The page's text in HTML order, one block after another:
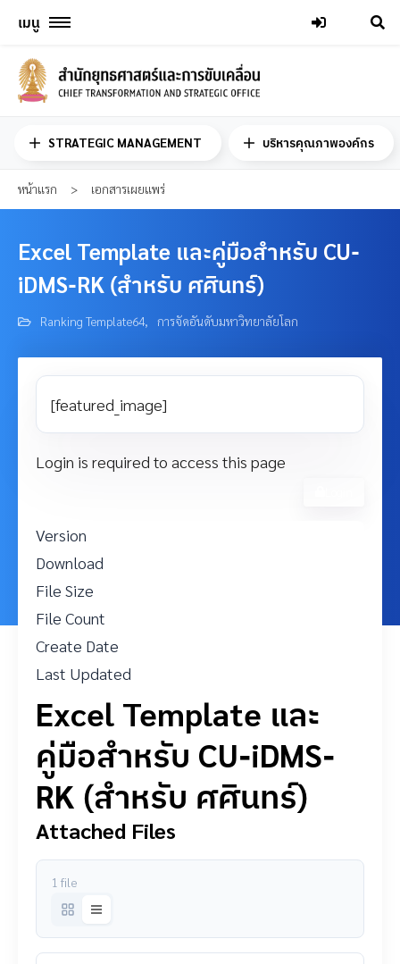
content
เมนู
STRATEGIC MANAGEMENT บริหารคุณภาพองค์กร
หน้าแรก > เอกสารเผยแพร่
Excel Template และคู่มือสำหรับ CU-
iDMS-RK (สำหรับ ศศินทร์)
Ranking Template64, การจัดอันดับมหาวิทยาลัยโลก
[featured_image]
Login is required to access this page
Version
Download
File Size
File Count
Create Date
Last Updated
Excel Template และ
คู่มือสำหรับ CU-iDMS-
RK (สำหรับ ศศินทร์)
Attached Files
1 file